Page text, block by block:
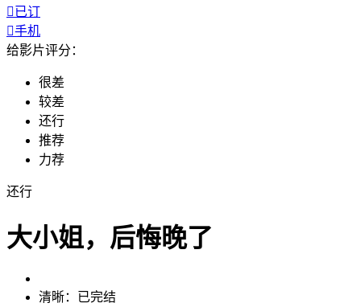
已订
手机
给影片评分：
很差
较差
还行
推荐
力荐
还行
大小姐，后悔晚了
清晰： 已完结